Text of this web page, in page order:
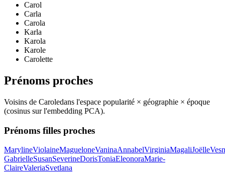
Carol
Carla
Carola
Karla
Karola
Karole
Carolette
Prénoms proches
Voisins de Caroledans l'espace popularité × géographie × époque
(cosinus sur l'embedding PCA).
Prénoms filles proches
MarylineViolaineMagueloneVaninaAnnabelVirginiaMagaliJoëlle
GabrielleSusanSeverineDorisToniaEleonoraMarie-
ClaireValeriaSvetlana